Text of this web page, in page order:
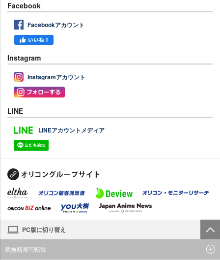
Facebook
Facebookアカウント
Instagram
Instagramアカウント
LINE
LINEアカウントメディア
PC版に切り替え
禁無断複写転載